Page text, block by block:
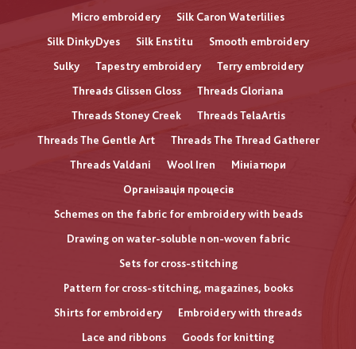
Micro embroidery
Silk Caron Waterlilies
Silk DinkyDyes
Silk Enstitu
Smooth embroidery
Sulky
Tapestry embroidery
Terry embroidery
Threads Glissen Gloss
Threads Gloriana
Threads Stoney Creek
Threads TelaArtis
Threads The Gentle Art
Threads The Thread Gatherer
Threads Valdani
Wool Iren
Мініатюри
Організація процесів
Schemes on the fabric for embroidery with beads
Drawing on water-soluble non-woven fabric
Sets for cross-stitching
Pattern for cross-stitching, magazines, books
Shirts for embroidery
Embroidery with threads
Lace and ribbons
Goods for knitting